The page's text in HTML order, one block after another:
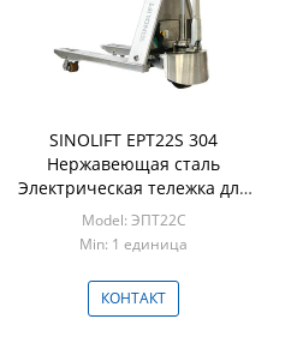
SINOLIFT EPT22S 304
Нержавеющая сталь
Электрическая тележка для
поддонов 2000 кг
Model: ЭПТ22С
Min: 1 единица
КОНТАКТ